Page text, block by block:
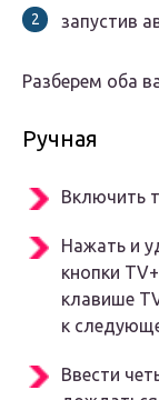
запустив
Разберем оба
Ручная
Включить
Нажать и
кнопки
клавише
к
Ввести